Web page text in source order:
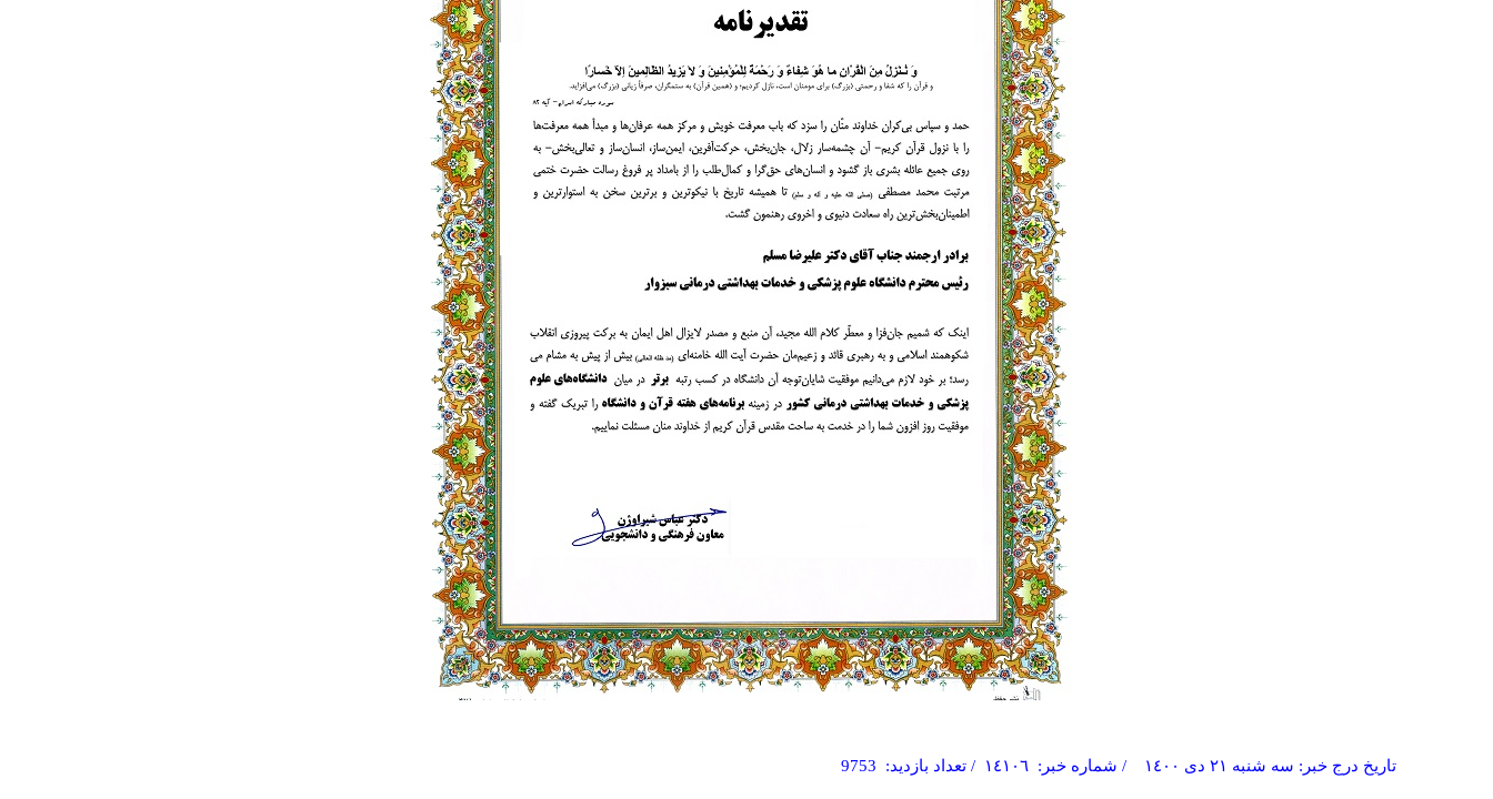
تاریخ درج خبر: سه شنبه ٢١ دی ١٤٠٠ / شماره خبر: ١٤١٠٦ / تعداد بازدید: 9753